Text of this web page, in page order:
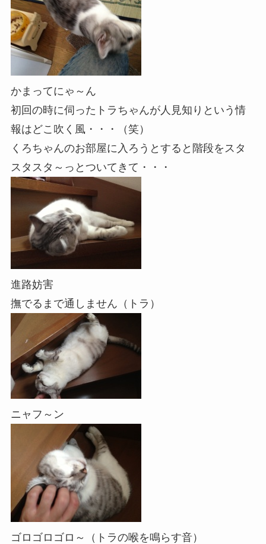
かまってにゃ～ん
初回の時に伺ったトラちゃんが人見知りという情
報はどこ吹く風・・・（笑）
くろちゃんのお部屋に入ろうとすると階段をスタ
スタスタ～っとついてきて・・・
進路妨害
撫でるまで通しません（トラ）
ニャフ～ン
ゴロゴロゴロ～（トラの喉を鳴らす音）